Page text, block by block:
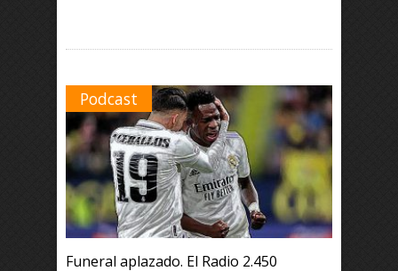
Podcast
Funeral aplazado. El Radio 2.450